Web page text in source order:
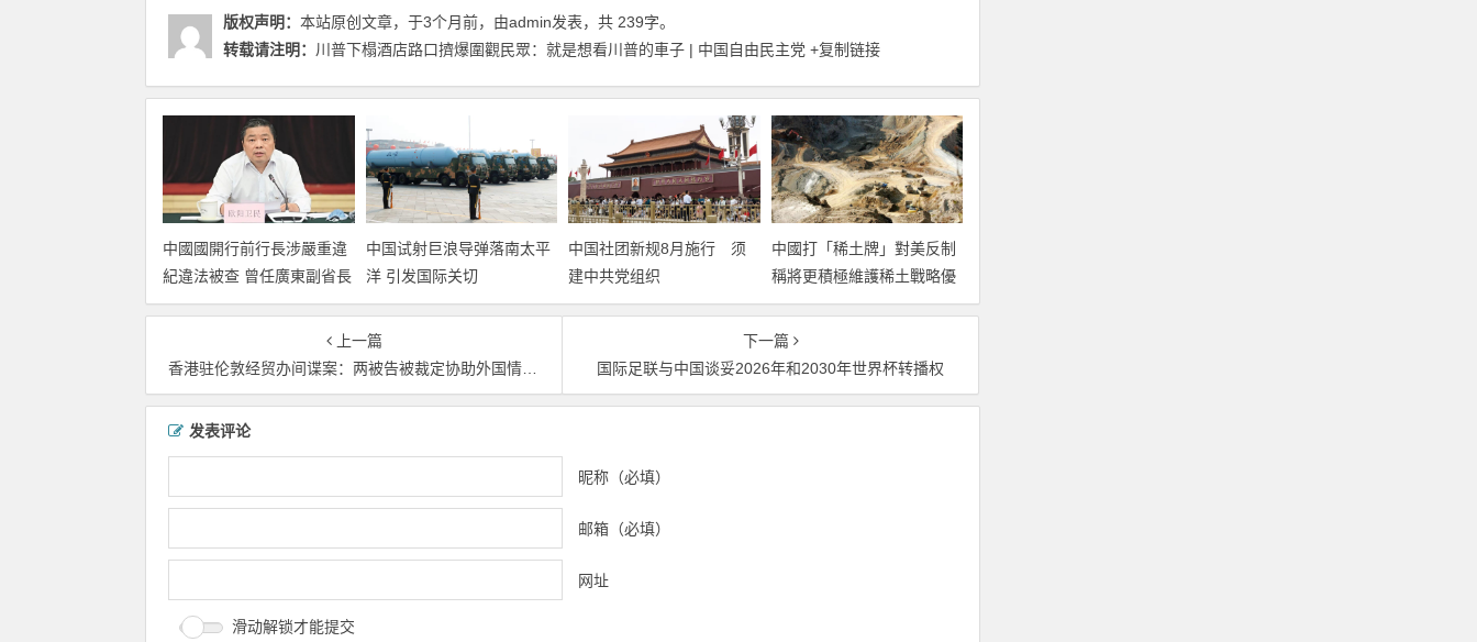
版权声明： 本站原创文章，于3个月前，由admin发表，共 239字。
转载请注明： 川普下榻酒店路口擠爆圍觀民眾：就是想看川普的車子 | 中国自由民主党 +复制链接
中國國開行前行長涉嚴重違
紀違法被查 曾任廣東副省長
中国试射巨浪导弹落南太平
洋 引发国际关切
中国社团新规8月施行 须
建中共党组织
中國打「稀土牌」對美反制
稱將更積極維護稀土戰略優
勢
上一篇
香港驻伦敦经贸办间谍案：两被告被裁定协助外国情报机构罪成
下一篇
国际足联与中国谈妥2026年和2030年世界杯转播权
发表评论
昵称（必填）
邮箱（必填）
网址
滑动解锁才能提交